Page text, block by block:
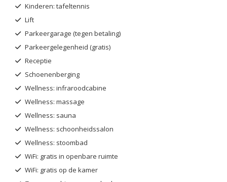
Kinderen: tafeltennis
Lift
Parkeergarage (tegen betaling)
Parkeergelegenheid (gratis)
Receptie
Schoenenberging
Wellness: infraroodcabine
Wellness: massage
Wellness: sauna
Wellness: schoonheidssalon
Wellness: stoombad
WiFi: gratis in openbare ruimte
WiFi: gratis op de kamer